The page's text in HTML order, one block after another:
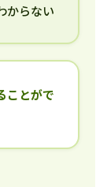
からない
ことがで